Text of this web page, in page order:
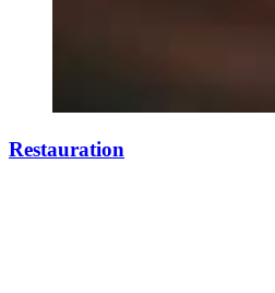
Restauration